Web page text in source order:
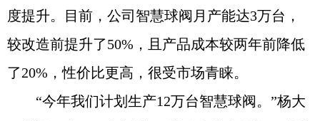
度提升。目前，公司智慧球阀月产能达3万台，
较改造前提升了50%，且产品成本较两年前降低
了20%，性价比更高，很受市场青睐。
“今年我们计划生产12万台智慧球阀。”杨大